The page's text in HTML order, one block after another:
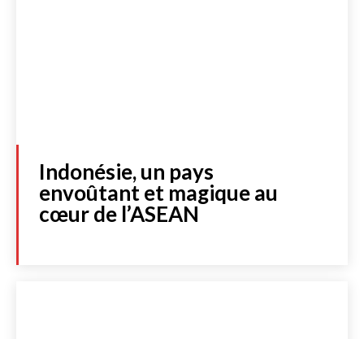
Indonésie, un pays
envoûtant et magique au
cœur de l’ASEAN